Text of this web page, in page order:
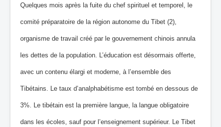
Quelques mois après la fuite du chef spirituel et temporel, le
comité préparatoire de la région autonome du Tibet (2),
organisme de travail créé par le gouvernement chinois annula
les dettes de la population. L’éducation est désormais offerte,
avec un contenu élargi et moderne, à l’ensemble des
Tibétains. Le taux d’analphabétisme est tombé en dessous de
3%. Le tibétain est la première langue, la langue obligatoire
dans les écoles, sauf pour l’enseignement supérieur. Le Tibet